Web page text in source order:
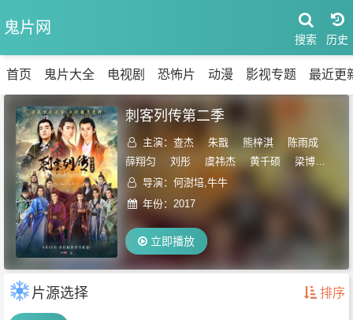
鬼片网
搜索
首页 鬼片大全 电视剧 恐怖片 动漫 影视专题 最近更
刺客列传第二季
主演：查杰 朱戬 熊梓淇 陈雨成
薛翔匀
刘彤 虞祎杰 黄千硕
​梁博
文
刘羽中 吕昀峰
松
李孟羲 王宇奇
导演：何澍培,牛牛
年份：2017
立即播放
片源选择 排序